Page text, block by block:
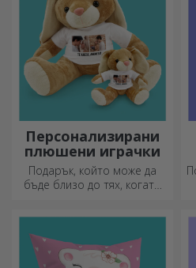
Персонализирани
плюшени играчки
Подарък, който може да
бъде близо до тях, когато
за гушкане!